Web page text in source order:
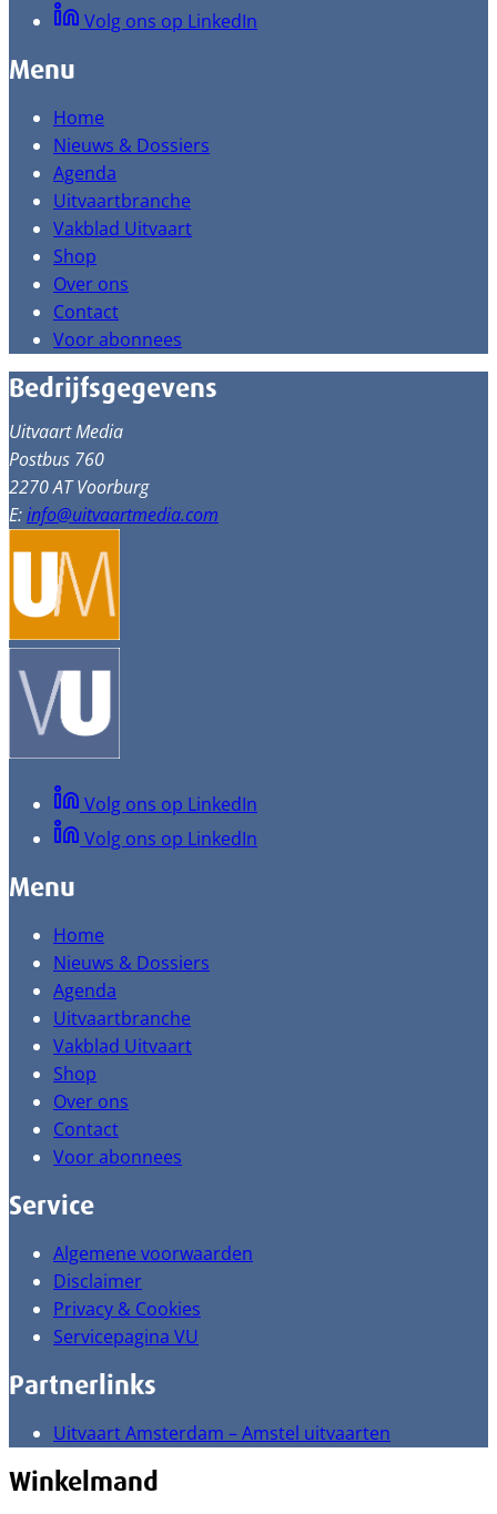
Volg ons op LinkedIn
Menu
Home
Nieuws & Dossiers
Agenda
Uitvaartbranche
Vakblad Uitvaart
Shop
Over ons
Contact
Voor abonnees
Bedrijfsgegevens
Uitvaart Media
Postbus 760
2270 AT Voorburg
E:info@uitvaartmedia.com
Volg ons op LinkedIn
Volg ons op LinkedIn
Menu
Home
Nieuws & Dossiers
Agenda
Uitvaartbranche
Vakblad Uitvaart
Shop
Over ons
Contact
Voor abonnees
Service
Algemene voorwaarden
Disclaimer
Privacy & Cookies
Servicepagina VU
Partnerlinks
Uitvaart Amsterdam – Amstel uitvaarten
Winkelmand